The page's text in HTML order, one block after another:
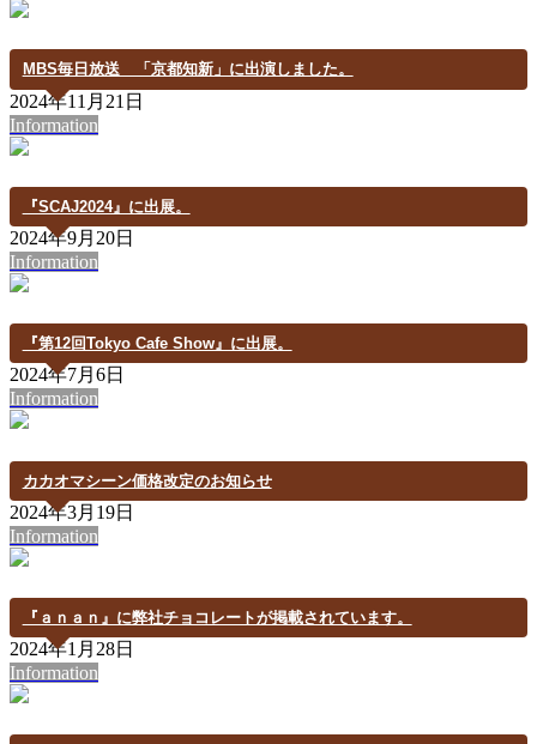
MBS毎日放送 「京都知新」に出演しました。
2024年11月21日
Information
『SCAJ2024』に出展。
2024年9月20日
Information
『第12回Tokyo Cafe Show』に出展。
2024年7月6日
Information
カカオマシーン価格改定のお知らせ
2024年3月19日
Information
『ａｎａｎ』に弊社チョコレートが掲載されています。
2024年1月28日
Information